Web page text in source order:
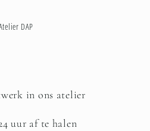
DAP
in ons atelier
uur af te halen